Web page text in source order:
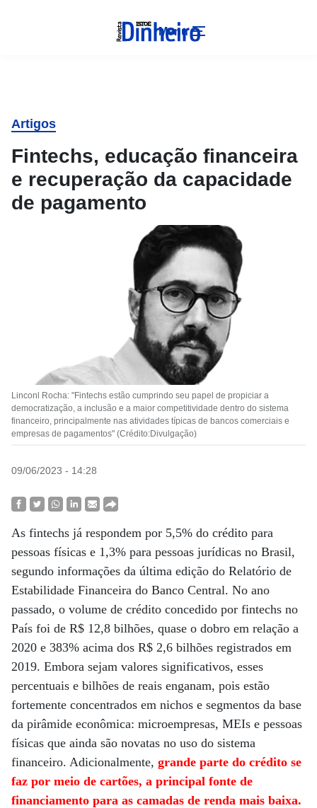
Menu
Artigos
Fintechs, educação financeira
e recuperação da capacidade
de pagamento
Linconl Rocha: "Fintechs estão cumprindo seu papel de propiciar a
democratização, a inclusão e a maior competitividade dentro do sistema
financeiro, principalmente nas atividades típicas de bancos comerciais e
empresas de pagamentos" (Crédito:Divulgação)
09/06/2023 - 14:28
As fintechs já respondem por 5,5% do crédito para
pessoas físicas e 1,3% para pessoas jurídicas no Brasil,
segundo informações da última edição do Relatório de
Estabilidade Financeira do Banco Central. No ano
passado, o volume de crédito concedido por fintechs no
País foi de R$ 12,8 bilhões, quase o dobro em relação a
2020 e 383% acima dos R$ 2,6 bilhões registrados em
2019. Embora sejam valores significativos, esses
percentuais e bilhões de reais enganam, pois estão
fortemente concentrados em nichos e segmentos da base
da pirâmide econômica: microempresas, MEIs e pessoas
físicas que ainda são novatas no uso do sistema
financeiro. Adicionalmente, grande parte do crédito se
faz por meio de cartões, a principal fonte de
financiamento para as camadas de renda mais baixa.